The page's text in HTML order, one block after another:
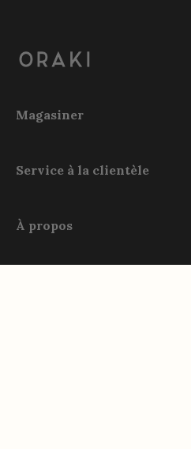
Magasiner
Service à la clientèle
À propos